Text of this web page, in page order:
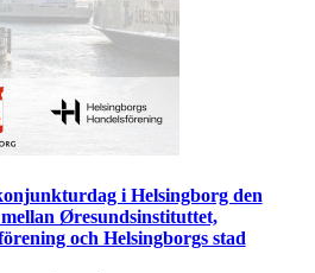
i Helsingborg den
Øresundsinstituttet,
och Helsingborgs stad